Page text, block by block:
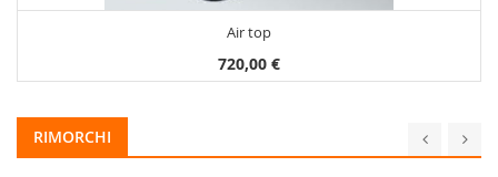
Air top
720,00 €
RIMORCHI